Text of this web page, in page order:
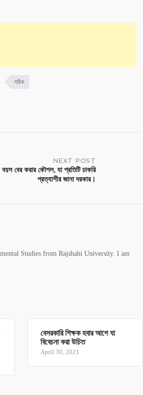
সঠিক
NEXT POST
বের করার কৌশল, যা প্রতিটি চাকরি
প্রত্যাশীর জানা দরকার।
Studies from Rajshahi University. I am
বেসরকারি শিক্ষক হবার আগে যা
বিবেচনা করা উচিত
April 30, 2021